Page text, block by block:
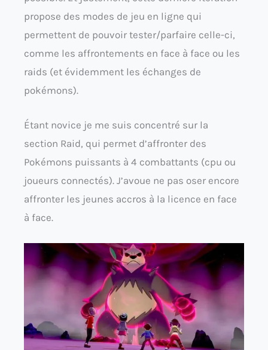
propose des modes de jeu en ligne qui
permettent de pouvoir tester/parfaire celle-ci,
comme les affrontements en face à face ou les
raids (et évidemment les échanges de
pokémons).
Étant novice je me suis concentré sur la
section Raid, qui permet d’affronter des
Pokémons puissants à 4 combattants (cpu ou
joueurs connectés). J’avoue ne pas oser encore
affronter les jeunes accros à la licence en face
à face.